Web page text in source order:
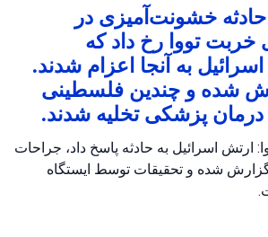
خشونت‌آمیزی در
تووا رخ داد که
به آنجا اعزام شدند.
شده و چندین فلسطینی
پزشکی تخلیه شدند.
اسرائیل به حادثه پاسخ داد، جراحات
شده و تحقیقات توسط ایستگاه